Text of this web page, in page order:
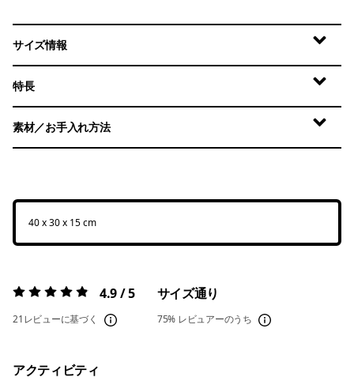
サイズ情報
特長
素材／お手入れ方法
40 x 30 x 15 cm
評価:4.9 / 5 4.9 / 5
21レビューに基づく
サイズ通り
75% レビュアーのうち
アクティビティ